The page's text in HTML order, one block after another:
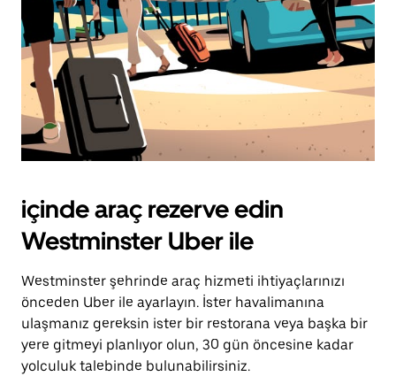
içinde araç rezerve edin
Westminster Uber ile
Westminster şehrinde araç hizmeti ihtiyaçlarınızı
önceden Uber ile ayarlayın. İster havalimanına
ulaşmanız gereksin ister bir restorana veya başka bir
yere gitmeyi planlıyor olun, 30 gün öncesine kadar
yolculuk talebinde bulunabilirsiniz.